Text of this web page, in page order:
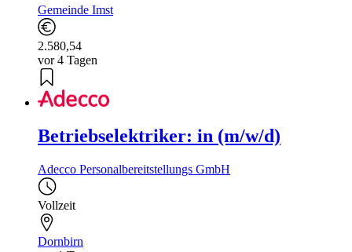
Gemeinde Imst
2.580,54
vor 4 Tagen
Betriebselektriker: in (m/w/d)
Adecco Personalbereitstellungs GmbH
Vollzeit
Dornbirn